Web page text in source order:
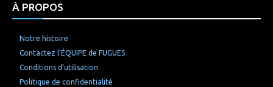
À PROPOS
Notre histoire
Contactez l’ÉQUIPE de FUGUES
Conditions d’utilisation
Politique de confidentialité